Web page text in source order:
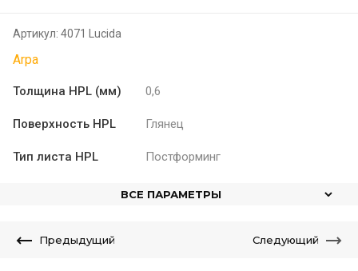
Артикул: 4071 Lucida
Arpa
Толщина HPL (мм) 0,6
Поверхность HPL Глянец
Тип листа HPL Постформинг
ВСЕ ПАРАМЕТРЫ
Предыдущий Следующий